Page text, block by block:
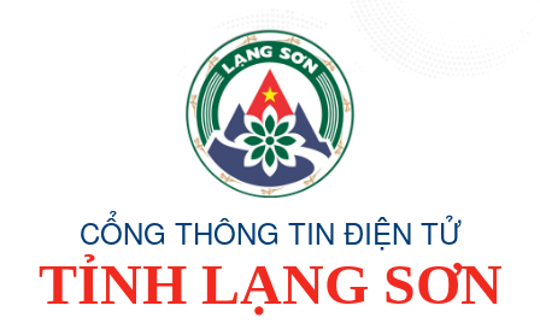
CỔNG THÔNG TIN ĐIỆN TỬ
TỈNH LẠNG SƠN